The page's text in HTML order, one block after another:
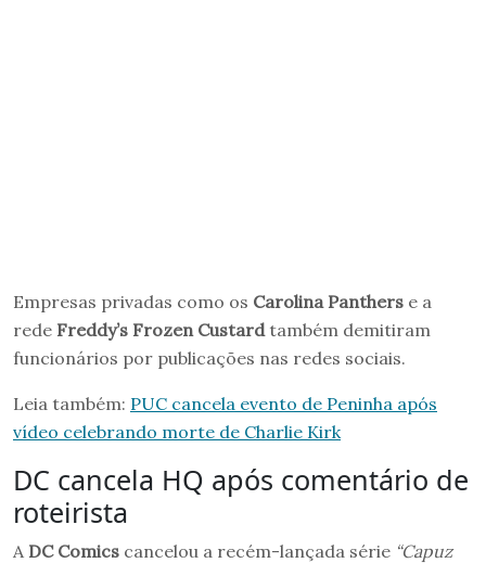
Empresas privadas como os Carolina Panthers e a
rede Freddy’s Frozen Custard também demitiram
funcionários por publicações nas redes sociais.
Leia também: PUC cancela evento de Peninha após
vídeo celebrando morte de Charlie Kirk
DC cancela HQ após comentário de
roteirista
A DC Comics cancelou a recém-lançada série “Capuz